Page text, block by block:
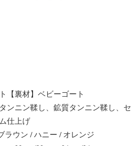
【裏材】ベビーゴート
ンニン鞣し、鉱質タンニン鞣し、セ
仕上げ
ラウン / ハニー / オレンジ